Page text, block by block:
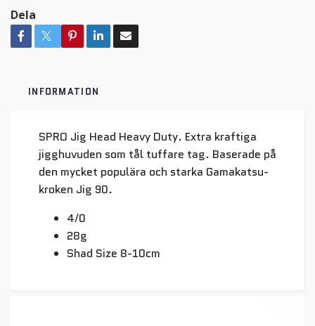
Dela
INFORMATION
SPRO Jig Head Heavy Duty. Extra kraftiga
jigghuvuden som tål tuffare tag. Baserade på
den mycket populära och starka Gamakatsu-
kroken Jig 90.
4/0
28g
Shad Size 8-10cm